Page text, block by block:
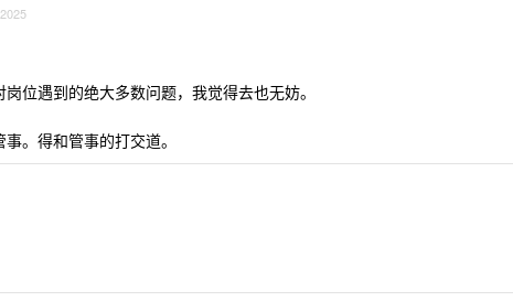
位遇到的绝大多数问题，我觉得去也无妨。
。得和管事的打交道。